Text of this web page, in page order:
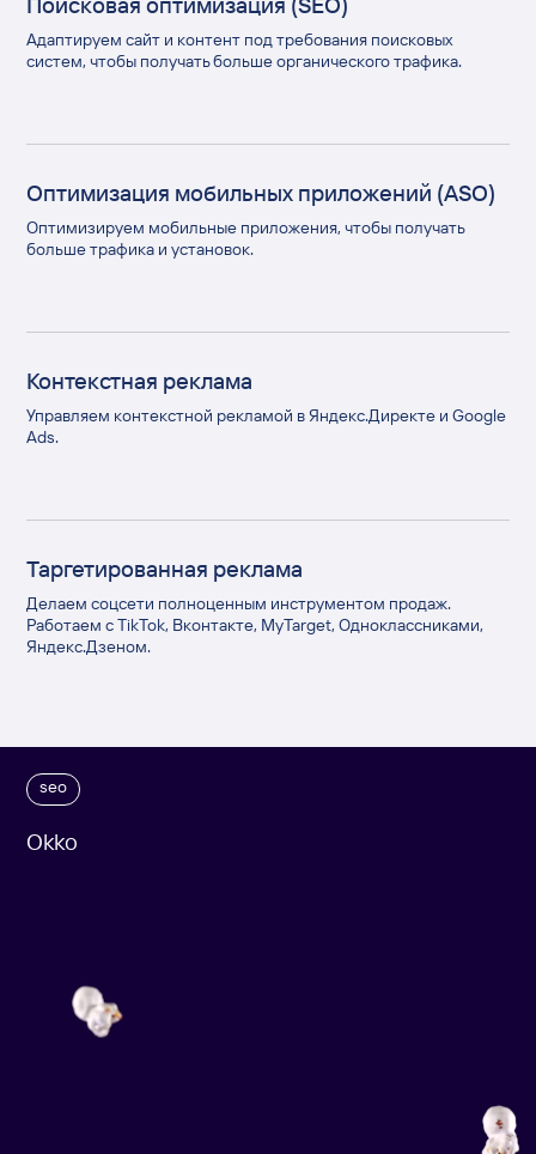
Адаптируем сайт и контент под требования поисковых
систем, чтобы получать больше органического трафика.
Оптимизация мобильных приложений (ASO)
Оптимизируем мобильные приложения, чтобы получать
больше трафика и установок.
Контекстная реклама
Управляем контекстной рекламой в Яндекс.Директе и Google
Ads.
Таргетированная реклама
Делаем соцсети полноценным инструментом продаж.
Работаем с TikTok, Вконтакте, MyTarget, Одноклассниками,
Яндекс.Дзеном.
seo
Okko